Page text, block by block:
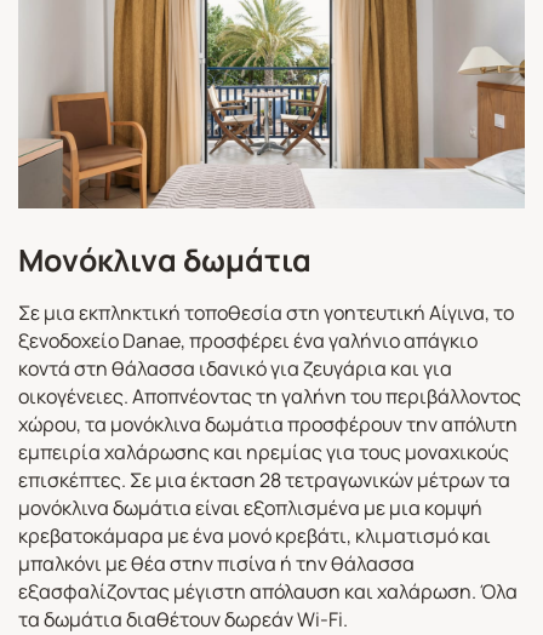
Μονόκλινα δωμάτια
Σε μια εκπληκτική τοποθεσία στη γοητευτική Αίγινα, το
ξενοδοχείο Danae, προσφέρει ένα γαλήνιο απάγκιο
κοντά στη θάλασσα ιδανικό για ζευγάρια και για
οικογένειες. Αποπνέοντας τη γαλήνη του περιβάλλοντος
χώρου, τα μονόκλινα δωμάτια προσφέρουν την απόλυτη
εμπειρία χαλάρωσης και ηρεμίας για τους μοναχικούς
επισκέπτες. Σε μια έκταση 28 τετραγωνικών μέτρων τα
μονόκλινα δωμάτια είναι εξοπλισμένα με μια κομψή
κρεβατοκάμαρα με ένα μονό κρεβάτι, κλιματισμό και
μπαλκόνι με θέα στην πισίνα ή την θάλασσα
εξασφαλίζοντας μέγιστη απόλαυση και χαλάρωση. Όλα
τα δωμάτια διαθέτουν δωρεάν Wi-Fi.